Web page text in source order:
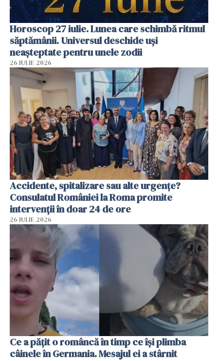
Horoscop 27 iulie. Lunea care schimbă ritmul
săptămânii. Universul deschide uși
neașteptate pentru unele zodii
26 IULIE 2026
Accidente, spitalizare sau alte urgențe?
Consulatul României la Roma promite
intervenții în doar 24 de ore
26 IULIE 2026
Ce a pățit o româncă în timp ce își plimba
câinele în Germania. Mesajul ei a stârnit